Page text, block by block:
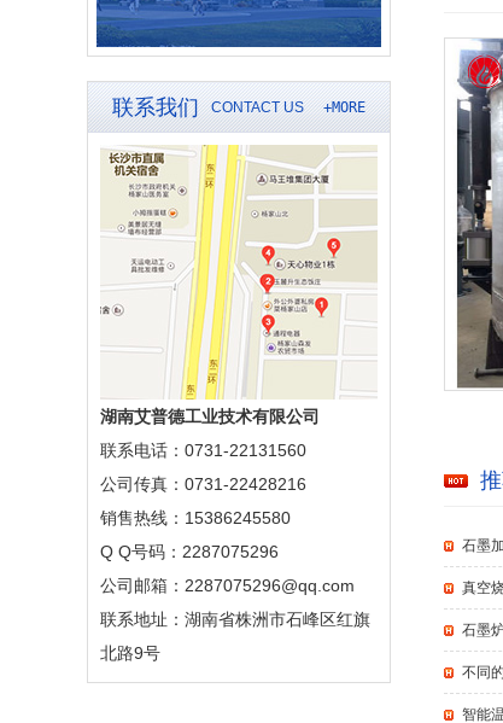
联系我们 CONTACT US +MORE
湖南艾普德工业技术有限公司
联系电话：0731-22131560
公司传真：0731-22428216
销售热线：15386245580
Q Q号码：2287075296
公司邮箱：2287075296@qq.com
联系地址：湖南省株洲市石峰区红旗
北路9号
石墨
真空
石墨
不同
智能